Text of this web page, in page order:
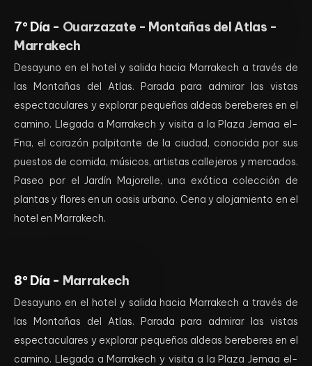
7º Día - Ouarzazate - Montañas del Atlas -
Marrakech
Desayuno en el hotel y salida hacia Marrakech a través de
las Montañas del Atlas. Parada para admirar las vistas
espectaculares y explorar pequeñas aldeas bereberes en el
camino. Llegada a Marrakech y visita a la Plaza Jemaa el-
Fna, el corazón palpitante de la ciudad, conocida por sus
puestos de comida, músicos, artistas callejeros y mercados.
Paseo por el Jardín Majorelle, una exótica colección de
plantas y flores en un oasis urbano. Cena y alojamiento en el
hotel en Marrakech.
8º Día - Marrakech
Desayuno en el hotel y salida hacia Marrakech a través de
las Montañas del Atlas. Parada para admirar las vistas
espectaculares y explorar pequeñas aldeas bereberes en el
camino. Llegada a Marrakech y visita a la Plaza Jemaa el-